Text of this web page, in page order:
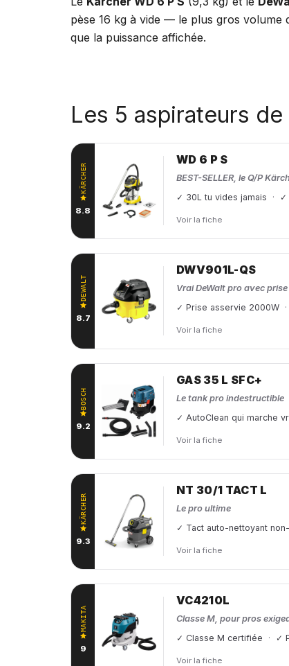
pèse 16 kg à vide — le plus gros volume
que la puissance affichée.
Les 5 aspirateurs
KÄRCHER
8.8
WD 6 P S
BEST-SELLER, le Q/P
✓ 30L tu vides jamais
✓
Voir la fiche
DEWALT
8.7
DWV901L-QS
Vrai DeWalt pro avec
✓ Prise asservie 2000W
Voir la fiche
BOSCH
9.2
GAS 35 L SFC+
Le tank pro indestructible
✓ AutoClean qui marche
Voir la fiche
KÄRCHER
9.3
NT 30/1 TACT L
Le pro ultime
✓ Tact auto-nettoyant
Voir la fiche
MAKITA
9
VC4210L
Classe M, pour pros
✓ Classe M certifiée
✓
Voir la fiche